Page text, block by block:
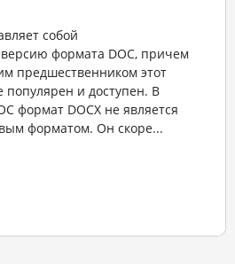
собой
формата DOC, причем
предшественником этот
популярен и доступен. В
формат DOCX не является
форматом. Он скоре...